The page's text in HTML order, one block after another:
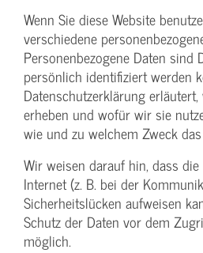
Wenn Sie diese Website
verschiedene
Personenbezogene Daten sind
persönlich identifiziert werden
Datenschutzerklärung
erheben und wofür wir sie
wie und zu welchem Zweck
Wir weisen darauf hin, dass
Internet (z. B. bei der
Sicherheitslücken aufweisen
Schutz der Daten vor dem
möglich.